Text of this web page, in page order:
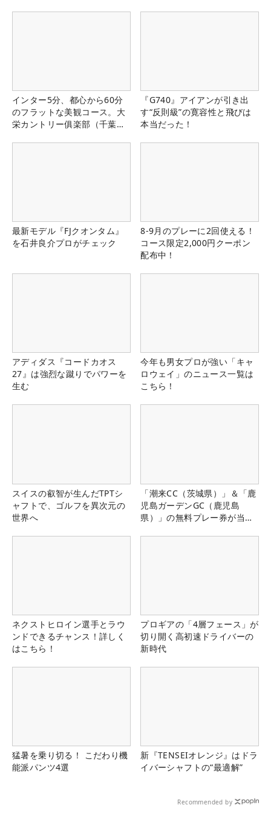
インター5分、都心から60分
のフラットな美観コース。大
栄カントリー俱楽部（千葉
『G740』アイアンが引き出
す“反則級”の寛容性と飛びは
本当だった！
最新モデル『FJクオンタム』
を石井良介プロがチェック
8-9月のプレーに2回使える！
コース限定2,000円クーポン
配布中！
アディダス『コードカオス
27』は強烈な蹴りでパワーを
生む
今年も男女プロが強い「キャ
ロウェイ」のニュース一覧は
こちら！
スイスの叡智が生んだTPTシ
ャフトで、ゴルフを異次元の
世界へ
「潮来CC（茨城県）」＆「鹿
児島ガーデンGC（鹿児島
県）」の無料プレー券が当た
ネクストヒロイン選手とラウ
ンドできるチャンス！詳しく
はこちら！
プロギアの「4層フェース」が
切り開く高初速ドライバーの
新時代
猛暑を乗り切る！ こだわり機
能派パンツ4選
新『TENSEIオレンジ』はドラ
イバーシャフトの“最適解”
Recommended by